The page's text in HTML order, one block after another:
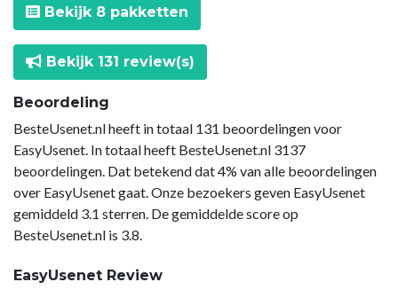
Bekijk 8 pakketten
Bekijk 131 review(s)
Beoordeling
BesteUsenet.nl heeft in totaal 131 beoordelingen voor
EasyUsenet. In totaal heeft BesteUsenet.nl 3137
beoordelingen. Dat betekend dat 4% van alle beoordelingen
over EasyUsenet gaat. Onze bezoekers geven EasyUsenet
gemiddeld 3.1 sterren. De gemiddelde score op
BesteUsenet.nl is 3.8.
EasyUsenet Review